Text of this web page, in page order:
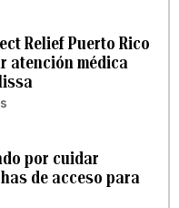
Relief Puerto Rico
atención médica
por cuidar
de acceso para